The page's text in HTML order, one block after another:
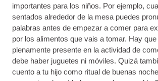
importantes para los niños. Por ejemplo,
sentados alrededor de la mesa puedes
palabras antes de empezar a comer para
por los alimentos que vais a tomar. Hay
plenamente presente en la actividad de
debe haber juguetes ni móviles. Quizá
cuento a tu hijo como ritual de buenas